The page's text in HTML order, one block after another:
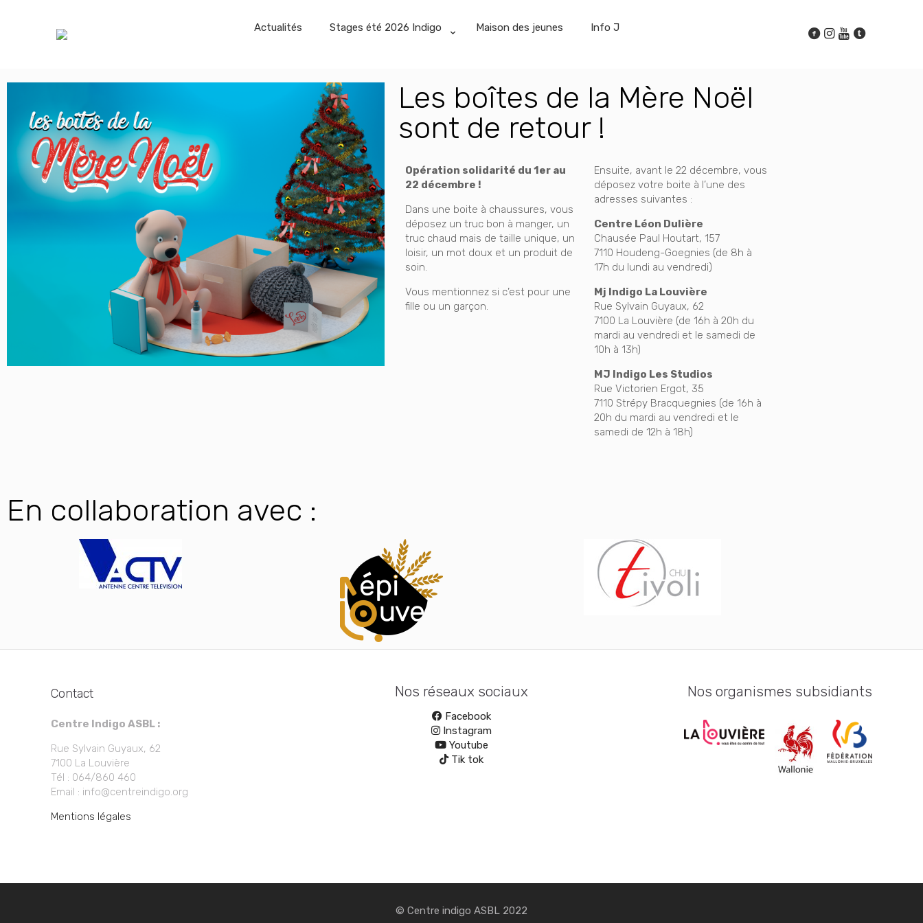
Actualités Stages été 2026 Indigo Maison des jeunes Info J
Les boîtes de la Mère Noël
sont de retour !
Opération solidarité du 1er au
22 décembre !
Dans une boite à chaussures, vous
déposez un truc bon à manger, un
truc chaud mais de taille unique, un
loisir, un mot doux et un produit de
soin.
Vous mentionnez si c’est pour une
fille ou un garçon.
Ensuite, avant le 22 décembre, vous
déposez votre boite à l’une des
adresses suivantes :
Centre Léon Dulière
Chausée Paul Houtart, 157
7110 Houdeng-Goegnies (de 8h à
17h du lundi au vendredi)
Mj Indigo La Louvière
Rue Sylvain Guyaux, 62
7100 La Louvière (de 16h à 20h du
mardi au vendredi et le samedi de
10h à 13h)
MJ Indigo Les Studios
Rue Victorien Ergot, 35
7110 Strépy Bracquegnies (de 16h à
20h du mardi au vendredi et le
samedi de 12h à 18h)
En collaboration avec :
Contact
Centre Indigo ASBL :
Rue Sylvain Guyaux, 62
7100 La Louvière
Tél : 064/860 460
Email : info@centreindigo.org
Mentions légales
Nos réseaux sociaux
Facebook
Instagram
Youtube
Tik tok
Nos organismes subsidiants
© Centre indigo ASBL 2022